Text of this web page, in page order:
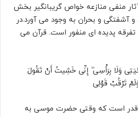
منفی منازعه خواص گریبانگیر بخش
آشفتگی و بحران به وجود می آورد.در
تفرقه پدیده ای منفور است. قرآن می
وَلَا بِرَأْسِی ۖ إِنِّی خَشِیتُ أَنْ تَقُولَ
تَرْقُبْ قَوْلِی
است که وقتی حضرت موسی به